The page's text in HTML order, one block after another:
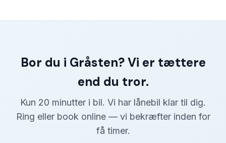
Bor du i Gråsten? Vi er tættere
end du tror.
Kun 20 minutter i bil. Vi har lånebil klar til dig.
Ring eller book online — vi bekræfter inden for
få timer.